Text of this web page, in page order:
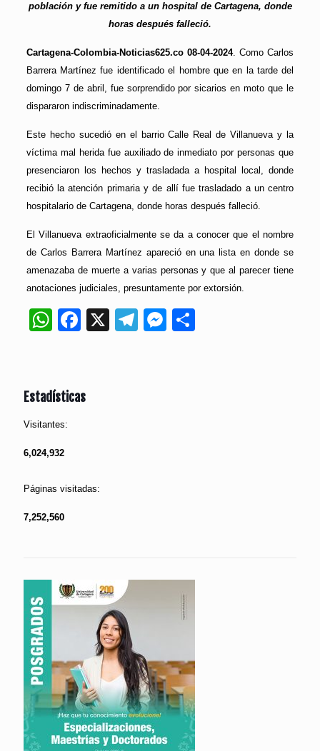
población y fue remitido a un hospital de Cartagena, donde
horas después falleció.
Cartagena-Colombia-Noticias625.co 08-04-2024. Como Carlos
Barrera Martínez fue identificado el hombre que en la tarde del
domingo 7 de abril, fue sorprendido por sicarios en moto que le
dispararon indiscriminadamente.
Este hecho sucedió en el barrio Calle Real de Villanueva y la
víctima mal herida fue auxiliado de inmediato por personas que
presenciaron los hechos y trasladada a hospital local, donde
recibió la atención primaria y de allí fue trasladado a un centro
hospitalario de Cartagena, donde horas después falleció.
El Villanueva extraoficialmente se da a conocer que el nombre
de Carlos Barrera Martínez apareció en una lista en donde se
amenazaba de muerte a varias personas y que al parecer tiene
anotaciones judiciales, presuntamente por extorsión.
WhatsApp
Facebook
X Telegram
Messenger
Estadísticas
Visitantes:
6,024,932
Páginas visitadas:
7,252,560